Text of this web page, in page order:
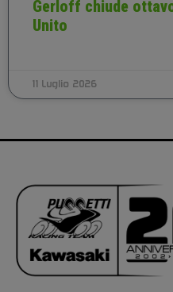
Gerloff chiude
Unito
11 Luglio 2026